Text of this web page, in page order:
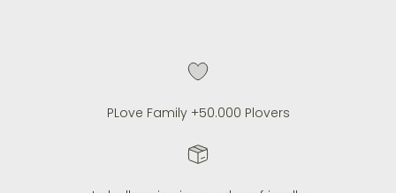
PLove Family +50.000 Plovers